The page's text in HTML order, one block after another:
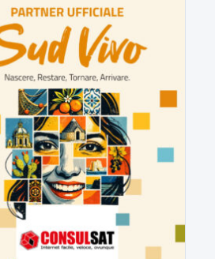
LabNews (replica)